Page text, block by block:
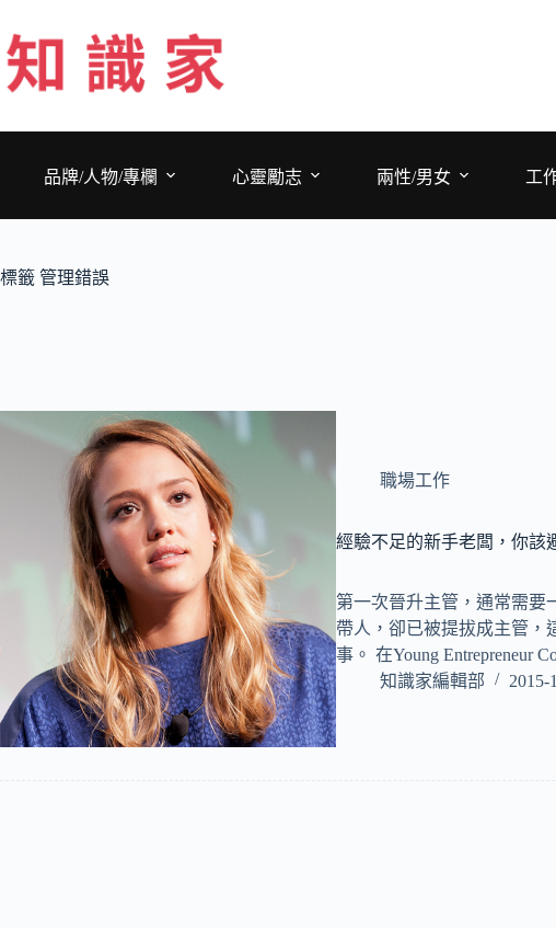
至
主
要
品牌/人物/專欄
心靈勵志 兩性/男女 工
標籤 管理錯誤
職場工作
經驗不足的新手老闆，你該
第一次晉升主管，通常需要
帶人，卻已被提拔成主管，
事。 在Young Entrepreneur
知識家編輯部
2015-